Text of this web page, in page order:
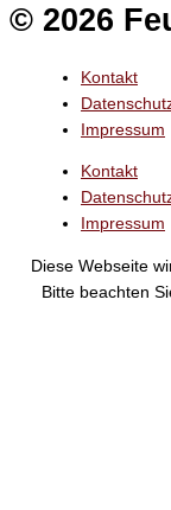
© 2026
Kontakt
Impressum
Kontakt
Impressum
Diese Webseite
Bitte beachten